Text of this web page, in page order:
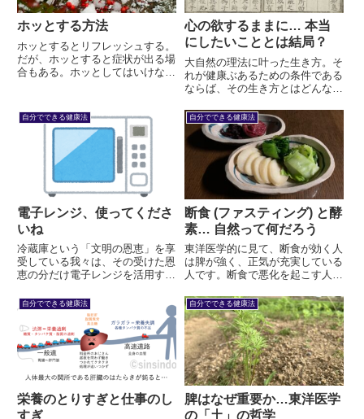
ホッとする方法
ホッとするとリフレッシュする。
だが、ホッとすると症状が出る場
合もある。ホッとしてはいけない
心の欲するままに… 本当
にしたいこととは結局？
大自然の理法に叶った生き方。そ
れが健康ぶあるための条件である
ならば、その生き方とはどんなも
自分でできる健康法
電子レンジ、使ってくださ
いね
冷蔵庫という「文明の恩恵」を享
受している我々は、その受けた恩
恵の分だけ電子レンジを活用すべ
かげで食中毒の心配がなくなった
かわりに、冷えだけが残る。中国
伝統医学では、冷えは病因の一つ
として考える。
自分でできる健康法
断食 (ファスティング) と酵
素… 自然って何だろう
東洋医学的に見て、断食が効く人
は脾が強く、正気が充実している
人です。断食で悪化を起こす人は
す。こういう診断をせず、あの人
が効いたならオレにも効くだろ
う…が、一番やってはいけないこ
とです。
自分でできる健康法
栄養のとりすぎと仕事のし
すぎ
自分でできる健康法
脾はなぜ重要か…東洋医学
の「土」の哲学